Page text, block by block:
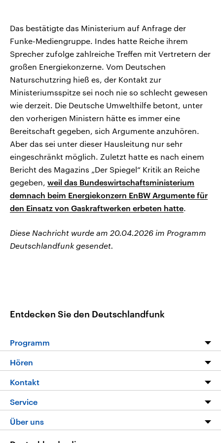
Das bestätigte das Ministerium auf Anfrage der
Funke-Mediengruppe. Indes hatte Reiche ihrem
Sprecher zufolge zahlreiche Treffen mit Vertretern der
großen Energiekonzerne. Vom Deutschen
Naturschutzring hieß es, der Kontakt zur
Ministeriumsspitze sei noch nie so schlecht gewesen
wie derzeit. Die Deutsche Umwelthilfe betont, unter
den vorherigen Ministern hätte es immer eine
Bereitschaft gegeben, sich Argumente anzuhören.
Aber das sei unter dieser Hausleitung nur sehr
eingeschränkt möglich. Zuletzt hatte es nach einem
Bericht des Magazins „Der Spiegel“ Kritik an Reiche
gegeben, weil das Bundeswirtschaftsministerium
demnach beim Energiekonzern EnBW Argumente für
den Einsatz von Gaskraftwerken erbeten hatte.
Diese Nachricht wurde am 20.04.2026 im Programm
Deutschlandfunk gesendet.
Entdecken Sie den Deutschlandfunk
Programm
Programm
Die Nachrichten
Nachrichtenleicht
Neue Beiträge auf dlf.de
Hören
Livestream
Podcasts
Deutschlandfunk App
Kontakt
Hörerservice
Service
FAQ
Über uns